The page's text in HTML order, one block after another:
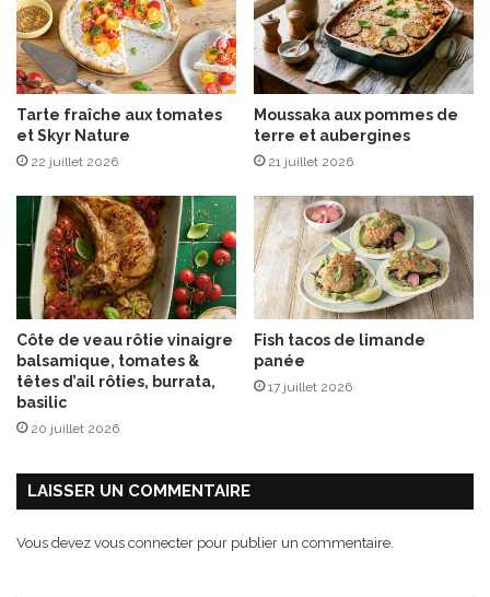
e
n
a
u
x
l
é
g
r
i
l
l
Tarte fraîche aux tomates
et Skyr Nature
22 juillet 2026
Moussaka aux pommes de
terre et aubergines
21 juillet 2026
Côte de veau rôtie vinaigre
balsamique, tomates &
têtes d’ail rôties, burrata,
basilic
20 juillet 2026
Fish tacos de limande
panée
17 juillet 2026
LAISSER UN COMMENTAIRE
Vous devez vous connecter pour publier un commentaire.